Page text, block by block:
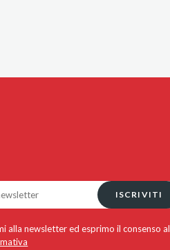
ISCRIVITI
alla newsletter ed esprimo il consenso al